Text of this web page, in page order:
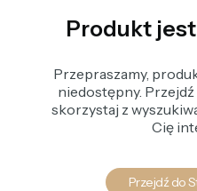
Produkt
Przepraszamy,
niedostępny.
skorzystaj z
Cię
Przejdź do